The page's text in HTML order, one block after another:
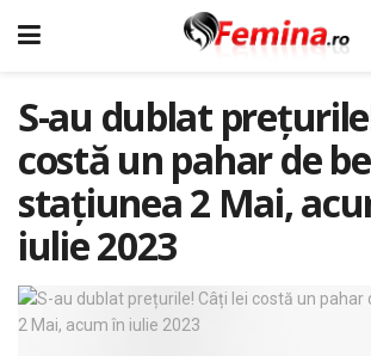
S-au dublat
costă un pahar de
stațiunea 2 Mai,
iulie 2023